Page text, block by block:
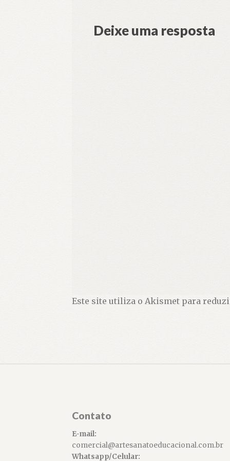
Deixe uma resposta
Este site utiliza o Akismet para
Contato
E-mail:
comercial@artesanatoeducacional.com.br
Whatsapp/Celular: